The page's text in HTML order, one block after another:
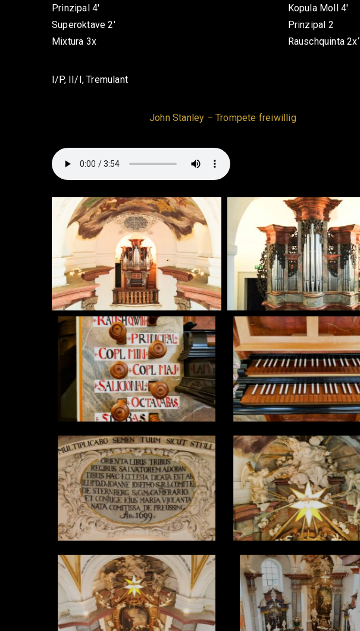
Prinzipal 4′
Superoktave 2′
Mixtura 3x
Kopula Moll 4′
Prinzipal 2
Rauschquinta 2x‘
I/P, II/I, Tremulant
John Stanley – Trompete freiwillig